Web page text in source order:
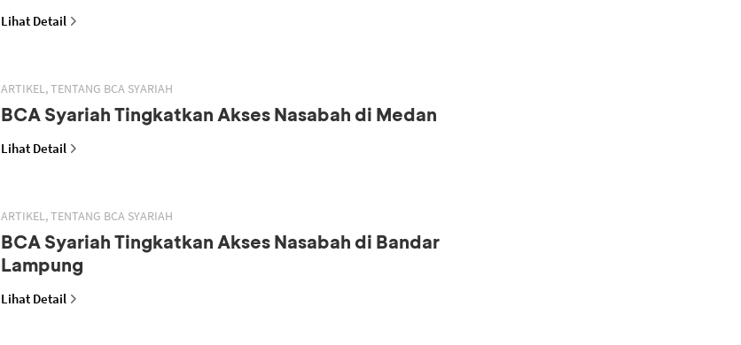
Lihat Detail
ARTIKEL, TENTANG BCA SYARIAH
BCA Syariah Tingkatkan Akses Nasabah di Medan
Lihat Detail
ARTIKEL, TENTANG BCA SYARIAH
BCA Syariah Tingkatkan Akses Nasabah di Bandar
Lampung
Lihat Detail